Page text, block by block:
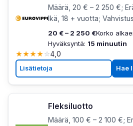
Määrä, 20 € – 2 250 €;
Ikä, 18 + vuotta;
20 € – 2 250 €Korko
Hyväksyntä: 15 minuutin
★★★★☆4,0
Lisätietoja Hae
Fleksiluotto
Määrä, 100 € – 2 100 €;